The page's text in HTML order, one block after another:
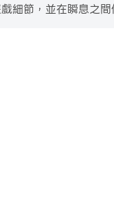
節，並在瞬息之間